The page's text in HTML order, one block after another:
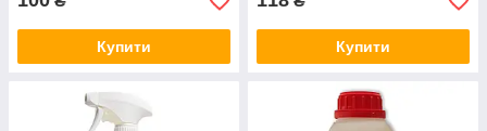
Купити Купити